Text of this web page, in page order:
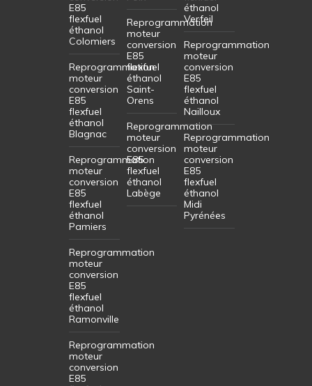
E85
flexfuel
éthanol
Colomiers
Reprogrammation
moteur
conversion
E85
flexfuel
éthanol
Blagnac
Reprogrammation
moteur
conversion
E85
flexfuel
éthanol
Pamiers
Reprogrammation
moteur
conversion
E85
flexfuel
éthanol
Ramonville
Reprogrammation
moteur
conversion
E85
Reprogrammation
moteur
conversion
E85
flexfuel
éthanol
Saint-
Orens
Reprogrammation
moteur
conversion
E85
flexfuel
éthanol
Labège
éthanol
Verfeil
Reprogrammation
moteur
conversion
E85
flexfuel
éthanol
Nailloux
Reprogrammation
moteur
conversion
E85
flexfuel
éthanol
Midi
Pyrénées